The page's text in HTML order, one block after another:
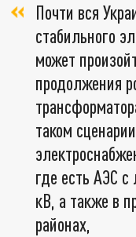
Почти вся
стабильного
может
продолжения
таком
где есть АЭС
кВ, а также в
районах,